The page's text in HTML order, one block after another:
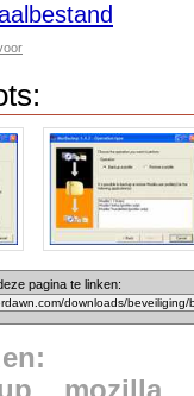
pagina te linken: